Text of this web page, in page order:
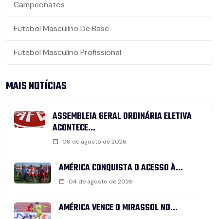
Campeonatos
Futebol Masculino De Base
Futebol Masculino Profissional
MAIS NOTÍCIAS
ASSEMBLEIA GERAL ORDINÁRIA ELETIVA
ACONTECE...
08 de agosto de 2026
AMÉRICA CONQUISTA O ACESSO À...
04 de agosto de 2026
AMÉRICA VENCE O MIRASSOL NO...